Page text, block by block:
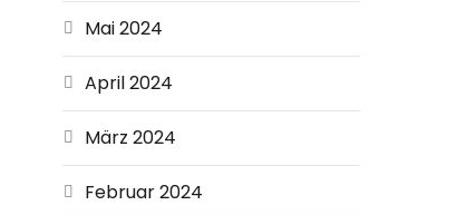
Mai 2024
April 2024
März 2024
Februar 2024